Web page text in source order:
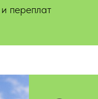
переплат